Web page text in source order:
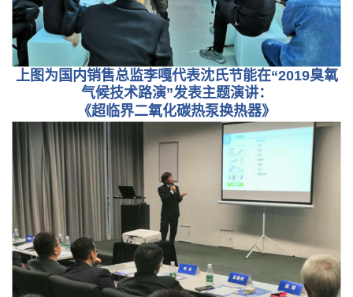
上图为国内销售总监李嘎代表沈氏节能在“2019臭氧
气候技术路演”发表主题演讲：
《超临界二氧化碳热泵换热器》